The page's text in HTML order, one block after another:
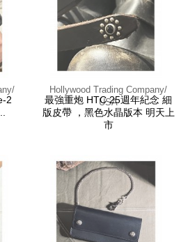
2
Hollywood Trading Company/
USA
最強重炮 HTC 25週年紀念 細
版皮帶 ，黑色水晶版本 明天上
市